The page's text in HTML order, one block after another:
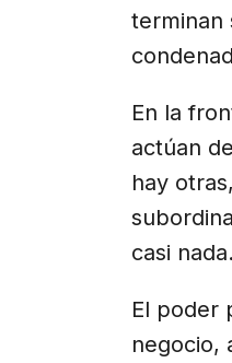
terminan
En la
actúan
hay
casi nada.
El poder
negocio,